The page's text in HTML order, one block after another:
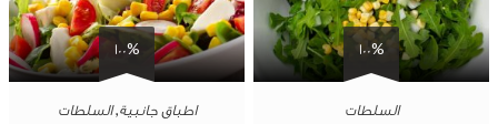
100%
السلطات
100%
اطباق جانبية,السلطات